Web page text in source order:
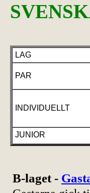
LAG
PAR
INDIVIDUELLT
JUNIOR
B-laget -